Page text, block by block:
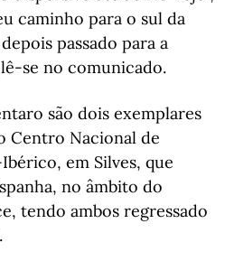
caminho para o sul da
passado para a
se no comunicado.
são dois exemplares
Centro Nacional de
em Silves, que
no âmbito do
tendo ambos regressado